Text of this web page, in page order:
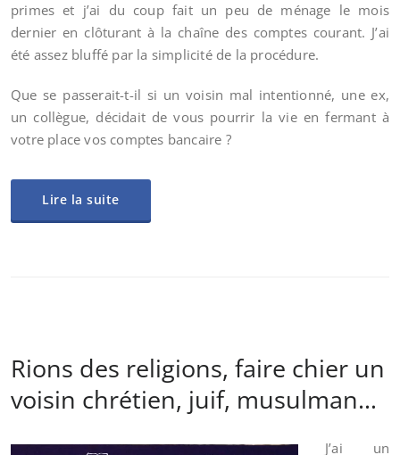
primes et j’ai du coup fait un peu de ménage le mois
dernier en clôturant à la chaîne des comptes courant. J’ai
été assez bluffé par la simplicité de la procédure.
Que se passerait-t-il si un voisin mal intentionné, une ex,
un collègue, décidait de vous pourrir la vie en fermant à
votre place vos comptes bancaire ?
Lire la suite
Rions des religions, faire chier un
voisin chrétien, juif, musulman…
J’ai un